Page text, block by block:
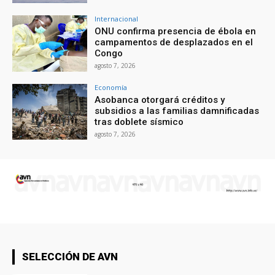
Internacional
ONU confirma presencia de ébola en
campamentos de desplazados en el
Congo
agosto 7, 2026
Economía
Asobanca otorgará créditos y
subsidios a las familias damnificadas
tras doblete sísmico
agosto 7, 2026
SELECCIÓN DE AVN